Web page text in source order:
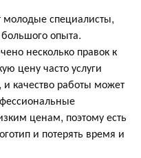
молодые специалисты,
опыта.
несколько правок к
цену часто услуги
и качество работы может
ценам, поэтому есть
и потерять время и